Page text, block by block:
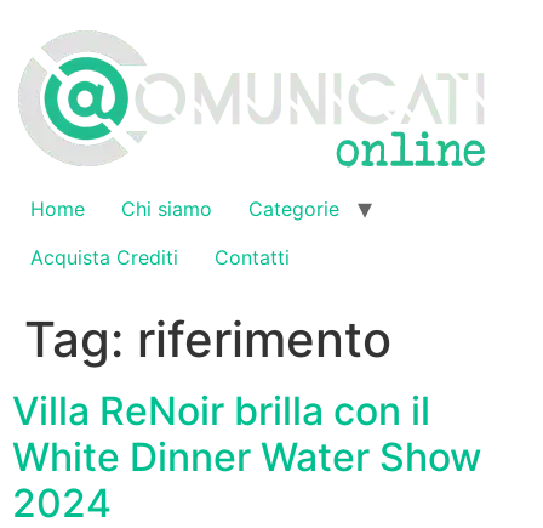
contenuto
Home Chi siamo
Categorie
Acquista Crediti
Contatti
Tag: riferimento
Villa ReNoir brilla con il
White Dinner Water Show
2024